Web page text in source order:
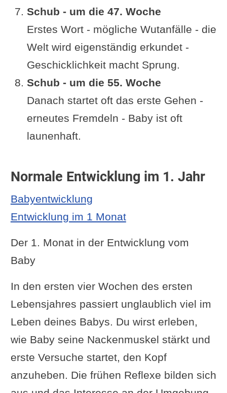
Schub - um die 47. Woche
Erstes Wort - mögliche Wutanfälle - die
Welt wird eigenständig erkundet -
Geschicklichkeit macht Sprung.
Schub - um die 55. Woche
Danach startet oft das erste Gehen -
erneutes Fremdeln - Baby ist oft
launenhaft.
Normale Entwicklung im 1. Jahr
Babyentwicklung
Entwicklung im 1 Monat
Der 1. Monat in der Entwicklung vom
Baby
In den ersten vier Wochen des ersten
Lebensjahres passiert unglaublich viel im
Leben deines Babys. Du wirst erleben,
wie Baby seine Nackenmuskel stärkt und
erste Versuche startet, den Kopf
anzuheben. Die frühen Reflexe bilden sich